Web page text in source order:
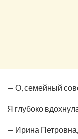
— О, семейный
Я глубоко
— Ирина